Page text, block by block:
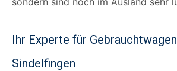
Ihr Experte für
Sindelfingen